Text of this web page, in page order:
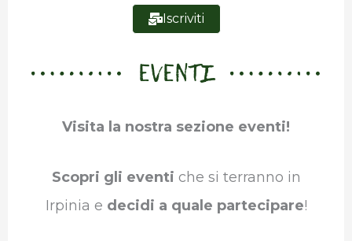
Iscriviti
EVENTI
Visita la nostra sezione eventi!
Scopri gli eventi che si terranno in
Irpinia e decidi a quale partecipare!